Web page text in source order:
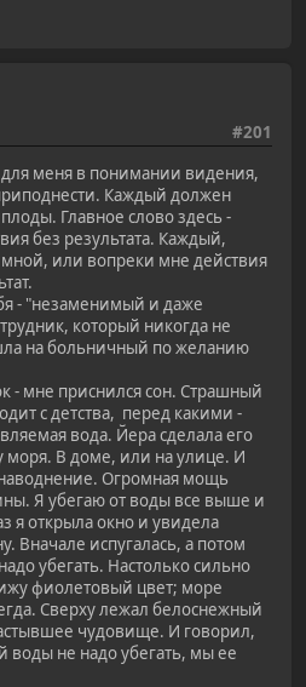
#201
для меня в понимании видения,
Каждый должен
Главное слово здесь -
без результата. Каждый,
или вопреки мне действия
- "незаменимый и даже
который никогда не
на больничный по желанию
- мне приснился сон. Страшный
с детства, перед какими -
вода. Йера сделала его
моря. В доме, или на улице. И
Огромная мощь
Я убегаю от воды все выше и
я открыла окно и увидела
Вначале испугалась, а потом
убегать. Настолько сильно
фиолетовый цвет; море
Сверху лежал белоснежный
чудовище. И говорил,
воды не надо убегать, мы ее